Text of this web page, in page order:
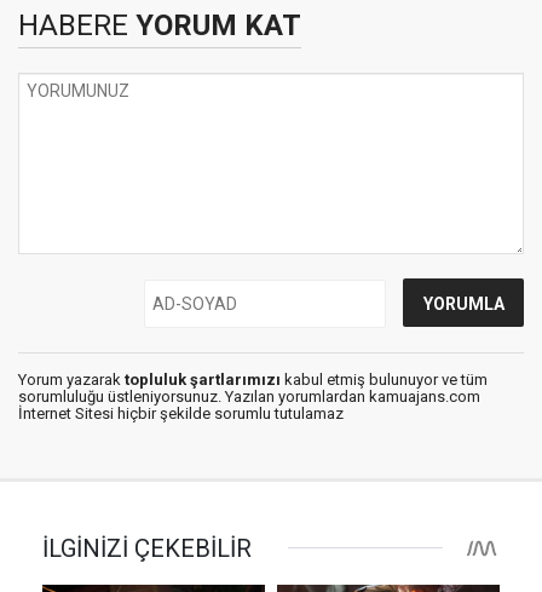
HABERE YORUM KAT
Yorum yazarak topluluk şartlarımızı kabul etmiş bulunuyor ve tüm
sorumluluğu üstleniyorsunuz. Yazılan yorumlardan kamuajans.com
İnternet Sitesi hiçbir şekilde sorumlu tutulamaz